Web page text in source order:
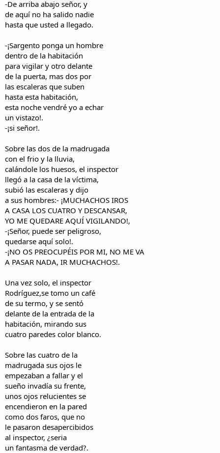
-De arriba abajo señor, y
de aquí no ha salido nadie
hasta que usted a llegado.
-¡Sargento ponga un hombre
dentro de la habitación
para vigilar y otro delante
de la puerta, mas dos por
las escaleras que suben
hasta esta habitación,
esta noche vendré yo a echar
un vistazo!.
-¡si señor!.
Sobre las dos de la madrugada
con el frio y la lluvia,
calándole los huesos, el inspector
llegó a la casa de la víctima,
subió las escaleras y dijo
a sus hombres:- ¡MUCHACHOS IROS
A CASA LOS CUATRO Y DESCANSAR,
YO ME QUEDARE AQUÍ VIGILANDO!,
-¡Señor, puede ser peligroso,
quedarse aquí solo!.
-¡NO OS PREOCUPÉIS POR MI, NO ME VA
A PASAR NADA, IR MUCHACHOS!.
Una vez solo, el inspector
Rodríguez,se tomo un café
de su termo, y se sentó
delante de la entrada de la
habitación, mirando sus
cuatro paredes color blanco.
Sobre las cuatro de la
madrugada sus ojos le
empezaban a fallar y el
sueño invadía su frente,
unos ojos relucientes se
encendieron en la pared
como dos faros, que no
le pasaron desapercibidos
al inspector, ¿seria
un fantasma de verdad?.